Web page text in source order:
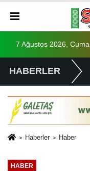
7 Ağustos 2026, Cuma
HABERLER
Haberler Haber
HABER